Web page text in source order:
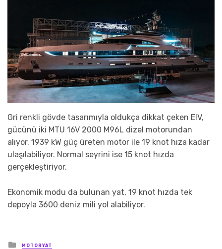
Gri renkli gövde tasarımıyla oldukça dikkat çeken EIV,
gücünü iki MTU 16V 2000 M96L dizel motorundan
alıyor. 1939 kW güç üreten motor ile 19 knot hıza kadar
ulaşılabiliyor. Normal seyrini ise 15 knot hızda
gerçekleştiriyor.
Ekonomik modu da bulunan yat, 19 knot hızda tek
depoyla 3600 deniz mili yol alabiliyor.
Posted
MOTORYAT